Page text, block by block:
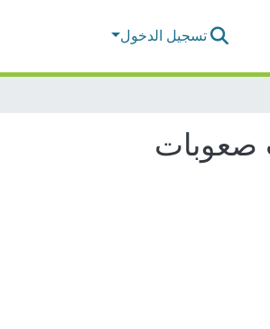
تسجيل الدخول
صعوبات